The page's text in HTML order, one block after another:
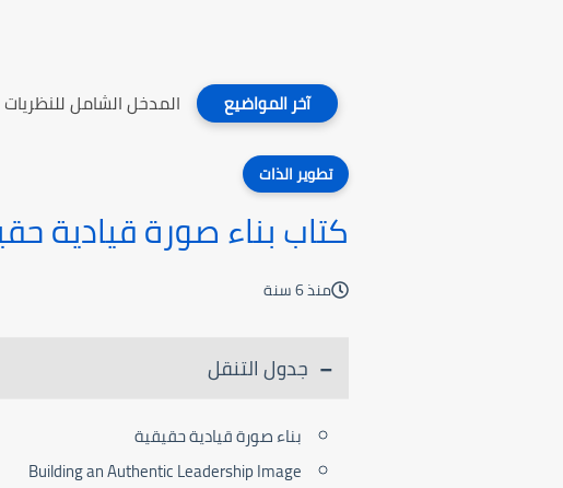
آخر المواضيع المدخل الشامل للنظريات
تطوير الذات
كتاب بناء صورة قيادية
منذ 6 سنة
جدول التنقل
بناء صورة قيادية حقيقية
Building an Authentic Leadership Image